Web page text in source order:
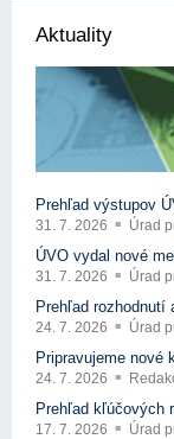
Aktuality
Prehľad výstupov
31. 7. 2026 Úrad
ÚVO vydal nové
31. 7. 2026 Úrad
Prehľad rozhodnutí
24. 7. 2026 Úrad
Pripravujeme nové
24. 7. 2026
Prehľad kľúčových
17. 7. 2026 Úrad